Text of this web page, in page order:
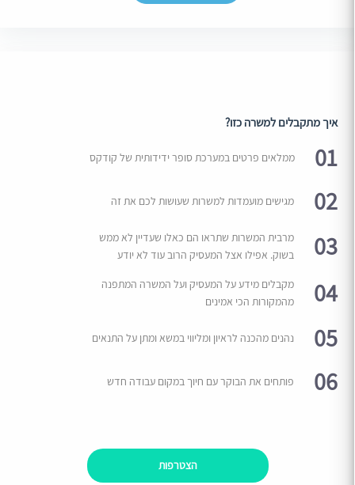
איך מתקבלים למשרה כזו?
01 ממלאים פרטים במערכת סופר ידידותית של קודקס
02 מגישים מועמדות למשרות שעושות לכם את זה
03
מרבית המשרות שתראו הם כאלו שעדיין לא ממש
בשוק. אפילו אצל המעסיק הרוב עוד לא יודע
04
מקבלים מידע על המעסיק ועל המשרה המתפנה
מהמקורות הכי אמינים
05 נהנים מהכנה לראיון ומליווי במשא ומתן על התנאים
06 פותחים את הבוקר עם חיוך במקום עבודה חדש
הצטרפות